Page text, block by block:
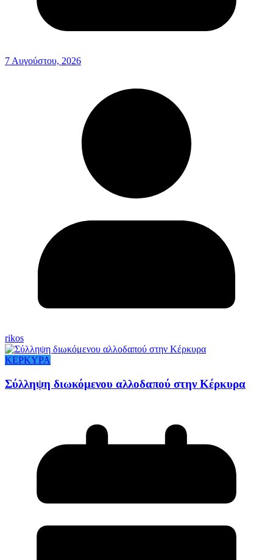
7 Αυγούστου, 2026
rikos
ΚΕΡΚΥΡΑ
Σύλληψη διωκόμενου αλλοδαπού στην Κέρκυρα